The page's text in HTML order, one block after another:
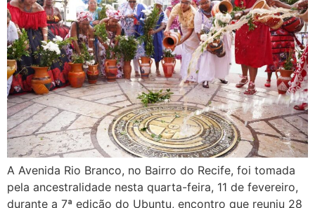
A Avenida Rio Branco, no Bairro do Recife, foi tomada
pela ancestralidade nesta quarta-feira, 11 de fevereiro,
durante a 7ª edição do Ubuntu, encontro que reuniu 28